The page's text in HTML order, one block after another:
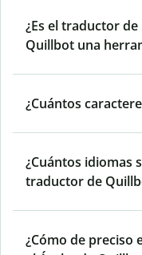
¿Es el traductor
Quillbot una
¿Cuántos
¿Cuántos idiomas
traductor de
¿Cómo de preciso